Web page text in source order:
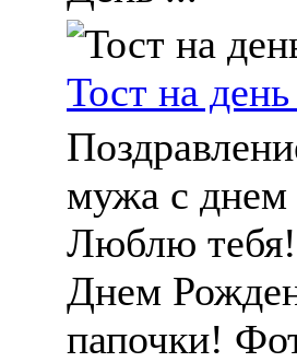
Тост на
мужа с
Люблю тебя!
Днем
папочки!